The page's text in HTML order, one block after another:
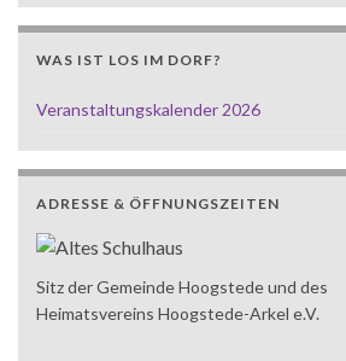
WAS IST LOS IM DORF?
Veranstaltungskalender 2026
ADRESSE & ÖFFNUNGSZEITEN
Sitz der Gemeinde Hoogstede und des
Heimatsvereins Hoogstede-Arkel e.V.